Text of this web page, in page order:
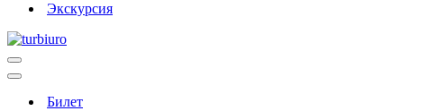
Экскурсия
Меню
навигации
Меню
навигацииБилет